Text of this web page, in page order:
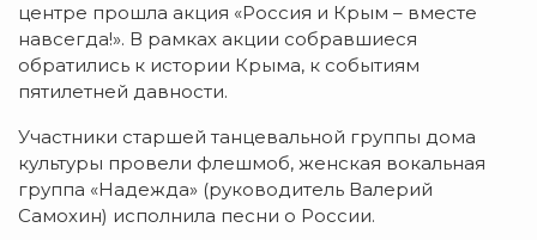
центре прошла акция «Россия и Крым – вместе
навсегда!». В рамках акции собравшиеся
обратились к истории Крыма, к событиям
пятилетней давности.
Участники старшей танцевальной группы дома
культуры провели флешмоб, женская вокальная
группа «Надежда» (руководитель Валерий
Самохин) исполнила песни о России.